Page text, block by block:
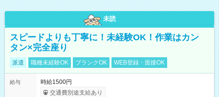
未読
スピードよりも丁寧に！未経験OK！作業はカン
タン×完全座り
派遣 職種未経験OK ブランクOK WEB登録・面接OK
給与
時給1500円
交通費別途支給あり